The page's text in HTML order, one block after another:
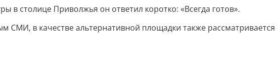
в столице Приволжья он ответил коротко: «Всегда готов».
СМИ, в качестве альтернативной площадки также рассматривается